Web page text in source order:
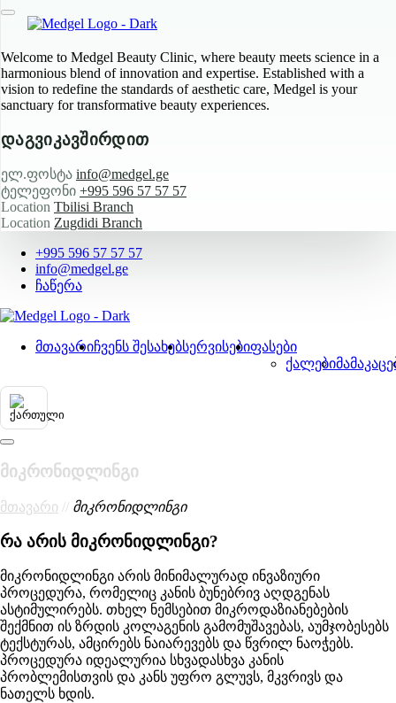
Welcome to Medgel Beauty Clinic, where beauty meets science in a
harmonious blend of innovation and expertise. Established with a
vision to redefine the standards of aesthetic care, Medgel is your
sanctuary for transformative beauty experiences.
დაგვიკავშირდით
ელ.ფოსტა info@medgel.ge
ტელეფონი +995 596 57 57 57
Location Tbilisi Branch
Location Zugdidi Branch
+995 596 57 57 57
info@medgel.ge
ჩაწერა
მთავარიჩვენს შესახებსერვისებიფასები
ქალები
მიკრონიდლინგი
მთავარი // მიკრონიდლინგი
რა არის მიკრონიდლინგი?
მიკრონიდლინგი არის მინიმალურად ინვაზიური
პროცედურა, რომელიც კანის ბუნებრივ აღდგენას
ასტიმულირებს. თხელ ნემსებით მიკროდაზიანებების
შექმნით ის ზრდის კოლაგენის გამომუშავებას, აუმჯობესებს
ტექსტურას, ამცირებს ნაიარევებს და წვრილ ნაოჭებს.
პროცედურა იდეალურია სხვადასხვა კანის
პრობლემისთვის და კანს უფრო გლუვს, მკვრივს და
ნათელს ხდის.